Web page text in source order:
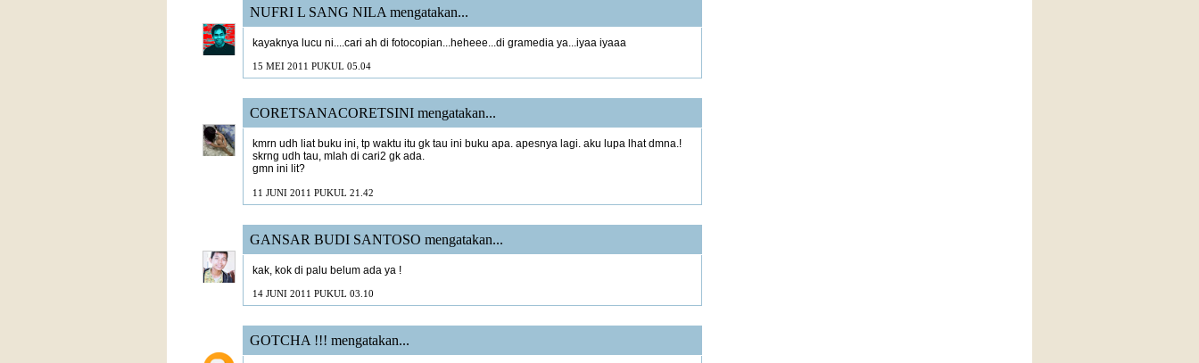
NUFRI L SANG NILA mengatakan...
kayaknya lucu ni....cari ah di fotocopian...heheee...di gramedia ya...iyaa iyaaa
15 MEI 2011 PUKUL 05.04
CORETSANACORETSINI mengatakan...
kmrn udh liat buku ini, tp waktu itu gk tau ini buku apa. apesnya lagi. aku lupa lhat dmna.!
skrng udh tau, mlah di cari2 gk ada.
gmn ini lit?
11 JUNI 2011 PUKUL 21.42
GANSAR BUDI SANTOSO mengatakan...
kak, kok di palu belum ada ya !
14 JUNI 2011 PUKUL 03.10
GOTCHA !!! mengatakan...